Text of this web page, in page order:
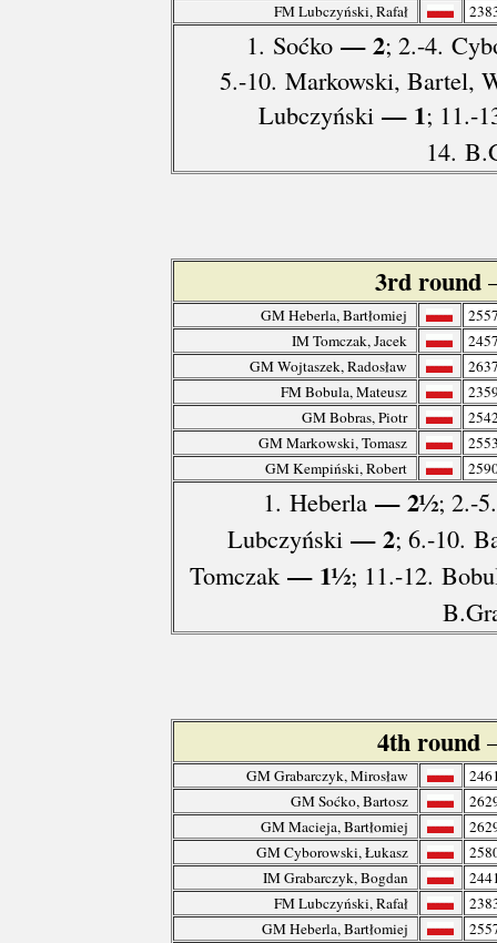
FM Lubczyński, Rafał
1. Soćko — 2; 2.-4.
5.-10. Markowski, Bartel,
Lubczyński— 1; 11.-
14.
3rd round
GM Heberla, Bartłomiej
IM Tomczak, Jacek
GM Wojtaszek, Radosław
FM Bobula, Mateusz
GM Bobras, Piotr
GM Markowski, Tomasz
GM Kempiński, Robert
1. Heberla — 2½; 2.-
Lubczyński— 2; 6.-10.
Tomczak— 1½; 11.-12.
4th round
GM Grabarczyk, Mirosław
GM Soćko, Bartosz
GM Macieja, Bartłomiej
GM Cyborowski, Łukasz
IM Grabarczyk, Bogdan
FM Lubczyński, Rafał
GM Heberla, Bartłomiej